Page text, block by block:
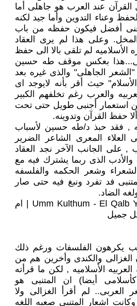
عند العرب هو جاهلى أما
وعناء التدوين وأما جيد لكنه
أفضل فيكون حفظه من باب
المخل. وعلى هذا لم يرى العقاد
لم تلقى بالا الى حفظ
بعكس موقف طه حسين
الجاهلى" والذى غيره بعد
حيث أقر بأنه لايوجد اى
والعرب رغم تخلفهم الكبير
استعمار أجنبى طويل حتى تحت
حفظ القرآن وتدوينه.
, فقد حبذ د/طه حسين لأسباب
العلاء المعرى الشاعر الضرير
على الجانب الآخر نجد العقاد
الذى ربما يشترك فيه مع
وشعر الحكمه والفلسفه
فد تفرد ونبغ فيه حتى صار
الضاد.
Umm Kulthum - El Qalb Yaashaq kol Gameel | ام
جميل
يكرهون الفلسفات ورغم ذلك
والكندى وأخرين هم من
الأسلاميه , لكن ما قرأته
أيضا) ان المتنبى هو
لم أقرأ الغزالى ولا
اشعار المتنبى صعبه اللغه